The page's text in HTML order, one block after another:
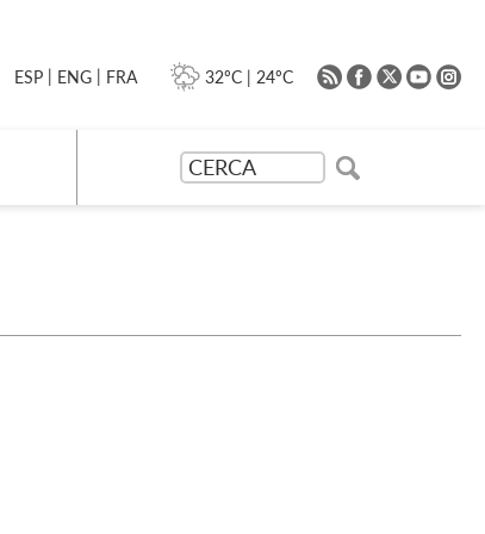
ESP | ENG | FRA 32ºC | 24ºC